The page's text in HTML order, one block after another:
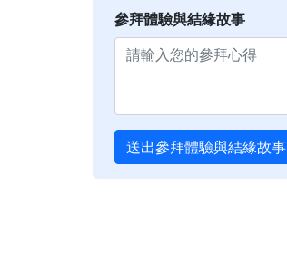
參拜體驗與結緣故事
送出參拜體驗與結緣故事